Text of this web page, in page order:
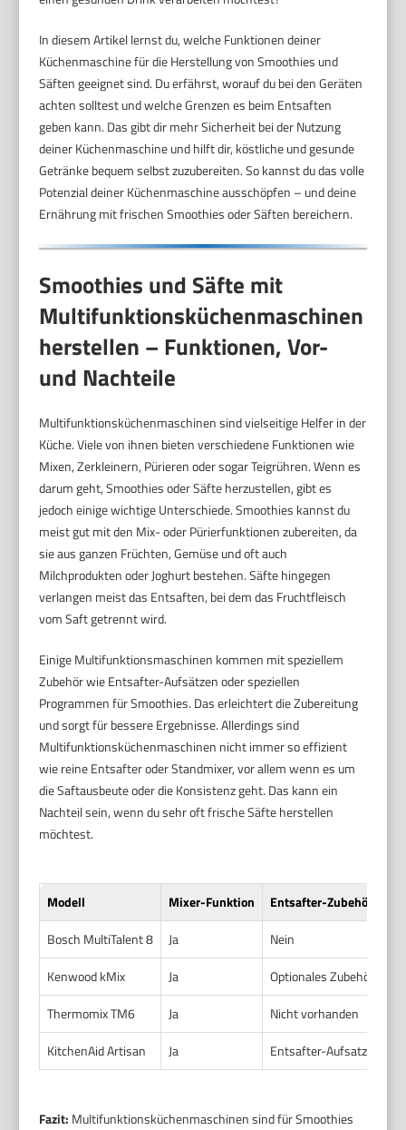
In diesem Artikel lernst du, welche Funktionen deiner
Küchenmaschine für die Herstellung von Smoothies und
Säften geeignet sind. Du erfährst, worauf du bei den Geräten
achten solltest und welche Grenzen es beim Entsaften
geben kann. Das gibt dir mehr Sicherheit bei der Nutzung
deiner Küchenmaschine und hilft dir, köstliche und gesunde
Getränke bequem selbst zuzubereiten. So kannst du das volle
Potenzial deiner Küchenmaschine ausschöpfen – und deine
Ernährung mit frischen Smoothies oder Säften bereichern.
Smoothies und Säfte mit
Multifunktionsküchenmaschinen
herstellen – Funktionen, Vor-
und Nachteile
Multifunktionsküchenmaschinen sind vielseitige Helfer in der
Küche. Viele von ihnen bieten verschiedene Funktionen wie
Mixen, Zerkleinern, Pürieren oder sogar Teigrühren. Wenn es
darum geht, Smoothies oder Säfte herzustellen, gibt es
jedoch einige wichtige Unterschiede. Smoothies kannst du
meist gut mit den Mix- oder Pürierfunktionen zubereiten, da
sie aus ganzen Früchten, Gemüse und oft auch
Milchprodukten oder Joghurt bestehen. Säfte hingegen
verlangen meist das Entsaften, bei dem das Fruchtfleisch
vom Saft getrennt wird.
Einige Multifunktionsmaschinen kommen mit speziellem
Zubehör wie Entsafter-Aufsätzen oder speziellen
Programmen für Smoothies. Das erleichtert die Zubereitung
und sorgt für bessere Ergebnisse. Allerdings sind
Multifunktionsküchenmaschinen nicht immer so effizient
wie reine Entsafter oder Standmixer, vor allem wenn es um
die Saftausbeute oder die Konsistenz geht. Das kann ein
Nachteil sein, wenn du sehr oft frische Säfte herstellen
möchtest.
Modell Mixer-Funktion
Entsafter-Zubehör
Bosch MultiTalent 8
Ja
Nein
Kenwood kMix
Ja
Optionales Zubehör
Thermomix TM6
Ja
Nicht vorhanden
KitchenAid Artisan
Ja Entsafter-Aufsatz
Fazit: Multifunktionsküchenmaschinen sind für Smoothies